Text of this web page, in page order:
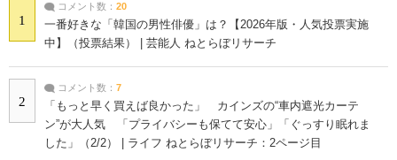
1
コメント数： 20
一番好きな「韓国の男性俳優」は？【2026年版・人気投票実施
中】（投票結果） | 芸能人 ねとらぼリサーチ
2
コメント数： 7
「もっと早く買えば良かった」 カインズの“車内遮光カーテ
ン”が大人気 「プライバシーも保てて安心」「ぐっすり眠れま
した」（2/2） | ライフ ねとらぼリサーチ：2ページ目